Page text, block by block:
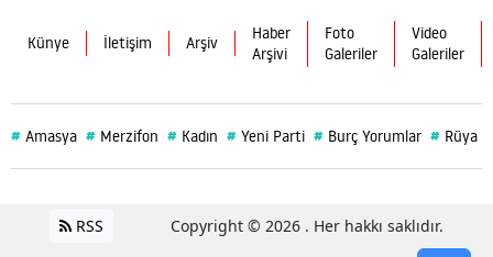
Künye İletişim Arşiv
Haber
Arşivi
Foto
Galeriler
Video
Galeriler
# Amasya # Merzifon # Kadın # Yeni Parti # Burç Yorumlar # Rüya
RSS Copyright © 2026 . Her hakkı saklıdır.